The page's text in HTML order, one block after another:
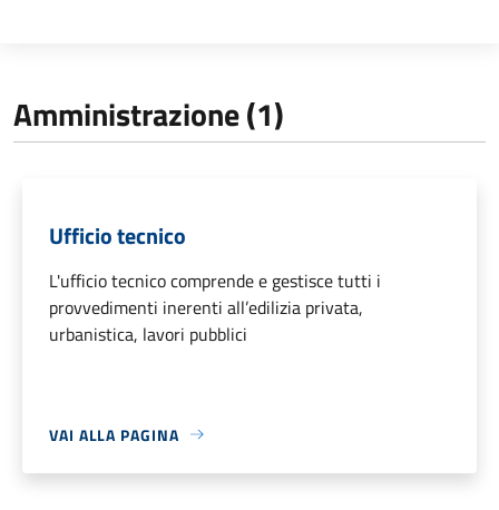
Amministrazione (1)
Ufficio tecnico
L'ufficio tecnico comprende e gestisce tutti i
provvedimenti inerenti all’edilizia privata,
urbanistica, lavori pubblici
VAI ALLA PAGINA